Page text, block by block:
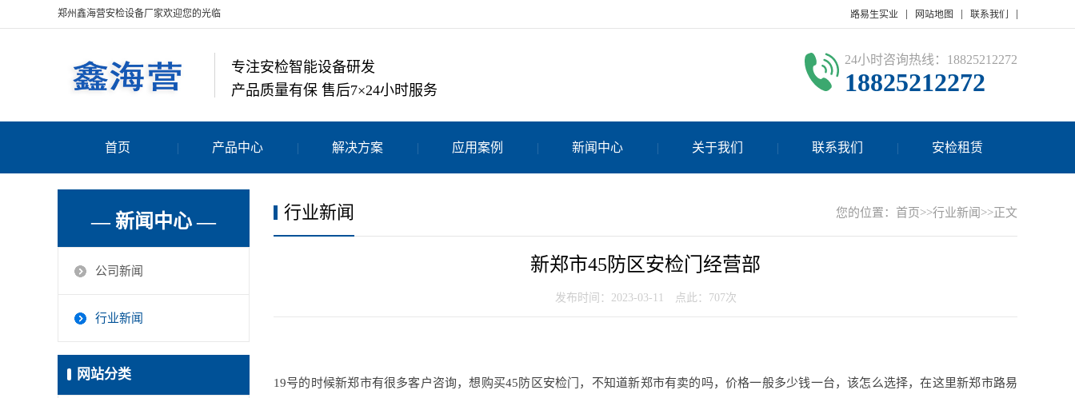
郑州鑫海营安检设备厂家欢迎您的光临 路易生实业 网站地图 联系我们
专注安检智能设备研发
产品质量有保 售后7×24小时服务
24小时咨询热线：18825212272
18825212272
首页 产品中心 解决方案 应用案例 新闻中心 关于我们 联系我们 安检租赁
— 新闻中心 —
公司新闻
行业新闻
网站分类
您的位置： 首页>>行业新闻 >>正文
行业新闻
新郑市45防区安检门经营部
发布时间：2023-03-11 点此：707次
19号的时候新郑市有很多客户咨询，想购买45防区安检门，不知道新郑市有卖的吗，价格一般多少钱一台，该怎么选择，在这里新郑市路易